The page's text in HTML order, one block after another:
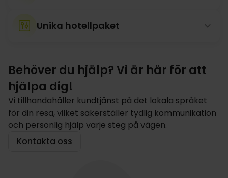
Unika hotellpaket
Behöver du hjälp? Vi är här för att
hjälpa dig!
Vi tillhandahåller kundtjänst på det lokala språket
för din resa, vilket säkerställer tydlig kommunikation
och personlig hjälp varje steg på vägen.
Kontakta oss